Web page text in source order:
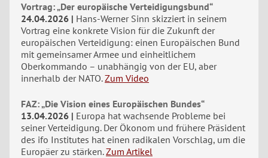
Vortrag: „Der europäische Verteidigungsbund“
24.04.2026
Hans-Werner Sinn skizziert in seinem
Vortrag eine konkrete Vision für die Zukunft der
europäischen Verteidigung: einen Europäischen Bund
mit gemeinsamer Armee und einheitlichem
Oberkommando – unabhängig von der EU, aber
innerhalb der NATO. Zum Video
FAZ: „Die Vision eines Europäischen Bundes“
13.04.2026
Europa hat wachsende Probleme bei
seiner Verteidigung. Der Ökonom und frühere Präsident
des ifo Institutes hat einen radikalen Vorschlag, um die
Europäer zu stärken. Zum Artikel